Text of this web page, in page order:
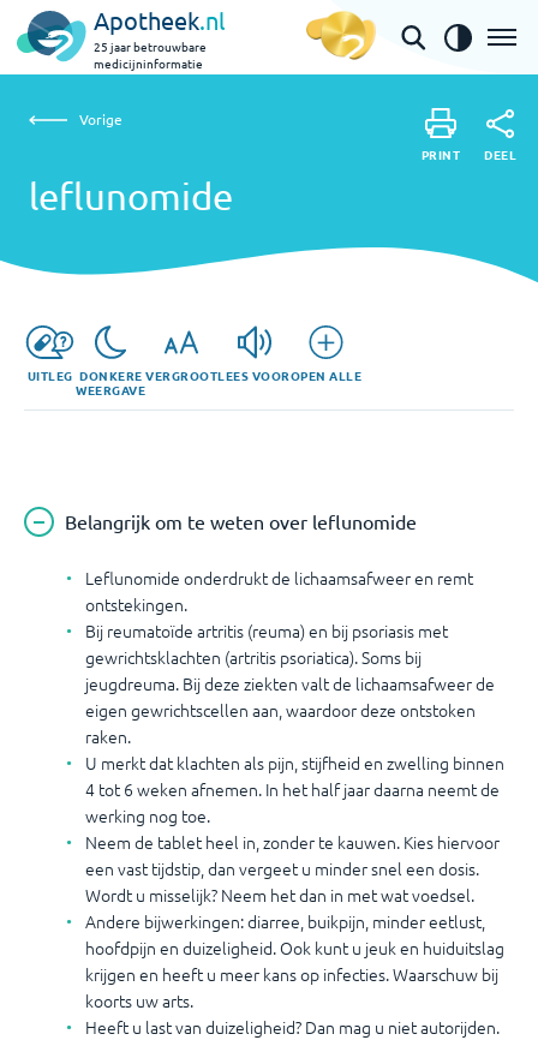
Apotheek.nl
25 jaar betrouwbare
medicijninformatie
leflunomide
Vorige
leflunomide
PRINT DEEL
UITLEG DONKERE
WEERGAVE
VERGROOTLEES VOOROPEN ALLE
Belangrijk om te weten over leflunomide
Leflunomide onderdrukt de lichaamsafweer en remt
ontstekingen.
Bij reumatoïde artritis (reuma) en bij psoriasis met
gewrichtsklachten (artritis psoriatica). Soms bij
jeugdreuma. Bij deze ziekten valt de lichaamsafweer de
eigen gewrichtscellen aan, waardoor deze ontstoken
raken.
U merkt dat klachten als pijn, stijfheid en zwelling binnen
4 tot 6 weken afnemen. In het half jaar daarna neemt de
werking nog toe.
Neem de tablet heel in, zonder te kauwen. Kies hiervoor
een vast tijdstip, dan vergeet u minder snel een dosis.
Wordt u misselijk? Neem het dan in met wat voedsel.
Andere bijwerkingen: diarree, buikpijn, minder eetlust,
hoofdpijn en duizeligheid. Ook kunt u jeuk en huiduitslag
krijgen en heeft u meer kans op infecties. Waarschuw bij
koorts uw arts.
Heeft u last van duizeligheid? Dan mag u niet autorijden.